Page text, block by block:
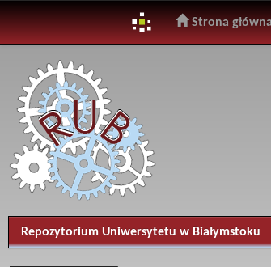
navigation
Strona
Repozytorium Uniwersytetu w Białymstoku